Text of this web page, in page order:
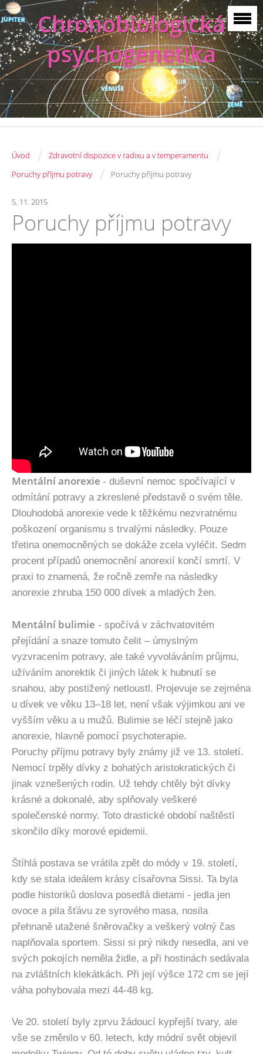
Chronobiologická
psychogenetika
Úvod / Zdravotní dispozice v radixu a v temperamentu /
Poruchy příjmu potravy / Poruchy příjmu potravy
5. 11. 2015
Poruchy příjmu potravy
Mentální anorexie - duševní nemoc spočívající v
odmítání potravy a zkreslené představě o svém těle.
Dlouhodobá anorexie vede k těžkému nezvratnému
poškození organismu s trvalými následky. Pouze
třetina onemocněných se dokáže zcela vyléčit. Sedm
procent případů onemocnění anorexií končí smrtí. V
praxi to znamená, že ročně zemře na následky
anorexie zhruba 150 000 dívek a mladých žen.
Mentální bulimie - spočívá v záchvatovitém
přejídání a snaze tomuto čelit – úmyslným
vyzvracením potravy, ale také vyvoláváním průjmu,
užíváním anorektik či jiných látek k hubnutí se
snahou, aby postižený netloustl. Projevuje se zejména
u dívek ve věku 13–18 let, není však výjimkou ani ve
vyšším věku a u mužů. Bulimie se léčí stejně jako
anorexie, hlavně pomocí psychoterapie.
Poruchy příjmu potravy byly známy již ve 13. století.
Nemocí trpěly dívky z bohatých aristokratických či
jinak vznešených rodin. Už tehdy chtěly být dívky
krásné a dokonalé, aby splňovaly veškeré
společenské normy. Toto drastické období naštěstí
skončilo díky morové epidemii.
Štíhlá postava se vrátila zpět do módy v 19. století,
kdy se stala ideálem krásy císařovna Sissi. Ta byla
podle historiků doslova posedlá dietami - jedla jen
ovoce a pila šťávu ze syrového masa, nosila
přehnaně utažené šněrovačky a veškerý volný čas
naplňovala sportem. Sissi si prý nikdy nesedla, ani ve
svých pokojích neměla židle, a při hostinách sedávala
na zvláštních klekátkách. Při její výšce 172 cm se její
váha pohybovala mezi 44-48 kg.
Ve 20. století byly zprvu žádoucí kypřejší tvary, ale
vše se změnilo v 60. letech, kdy módní svět objevil